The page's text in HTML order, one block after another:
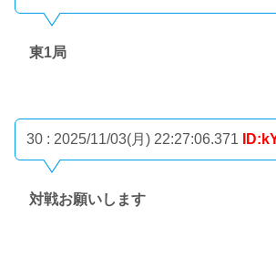
東1局
30 : 2025/11/03(月) 22:27:06.371
対戦お願いします